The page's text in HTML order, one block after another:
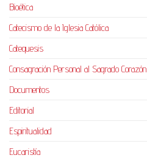
Bioética
Catecismo de la Iglesia Católica
Catequesis
Consagración Personal al Sagrado Corazón
Documentos
Editorial
Espiritualidad
Eucaristía